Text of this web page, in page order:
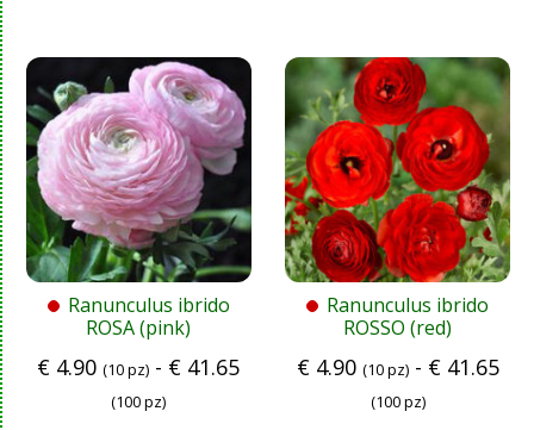
Ranunculus ibrido
ROSA (pink)
€ 4.90 (10 pz) - € 41.65
(100 pz)
Ranunculus ibrido
ROSSO (red)
€4.90 (10 pz)- €41.65
(100 pz)